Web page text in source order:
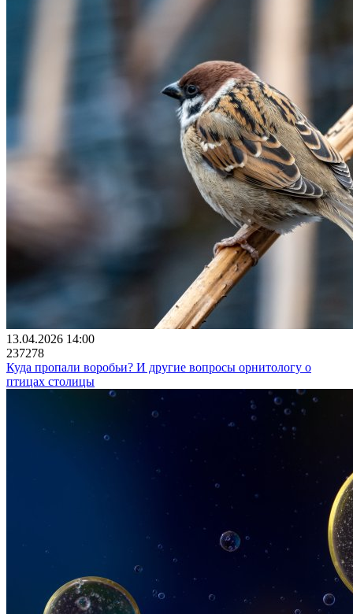
13.04.2026 14:00
237278
Куда пропали воробьи? И другие вопросы орнитологу о
птицах столицы